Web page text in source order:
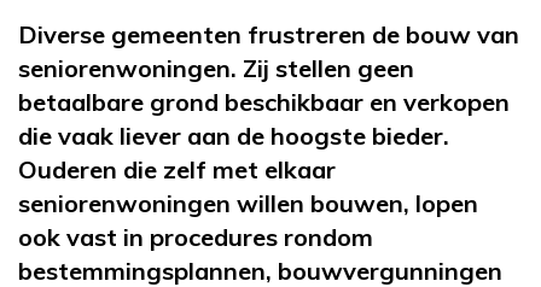
Diverse gemeenten frustreren de bouw van
seniorenwoningen. Zij stellen geen
betaalbare grond beschikbaar en verkopen
die vaak liever aan de hoogste bieder.
Ouderen die zelf met elkaar
seniorenwoningen willen bouwen, lopen
ook vast in procedures rondom
bestemmingsplannen, bouwvergunningen